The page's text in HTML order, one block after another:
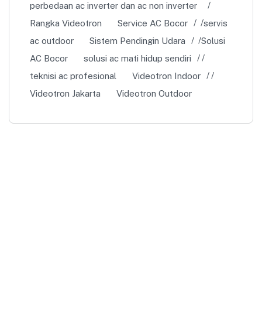
perbedaan ac inverter dan ac non inverter
Rangka Videotron
Service AC Bocor
servis
ac outdoor
Sistem Pendingin Udara
Solusi
AC Bocor
solusi ac mati hidup sendiri
teknisi ac profesional
Videotron Indoor
Videotron Jakarta
Videotron Outdoor